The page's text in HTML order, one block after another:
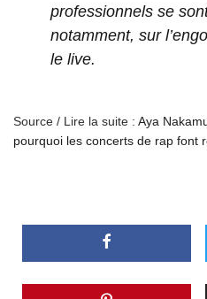
professionnels se
notamment, sur
le live.
Source / Lire la suite : Aya
pourquoi les concerts de rap font